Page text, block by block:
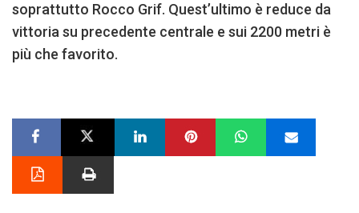
soprattutto Rocco Grif. Quest’ultimo è reduce da
vittoria su precedente centrale e sui 2200 metri è
più che favorito.